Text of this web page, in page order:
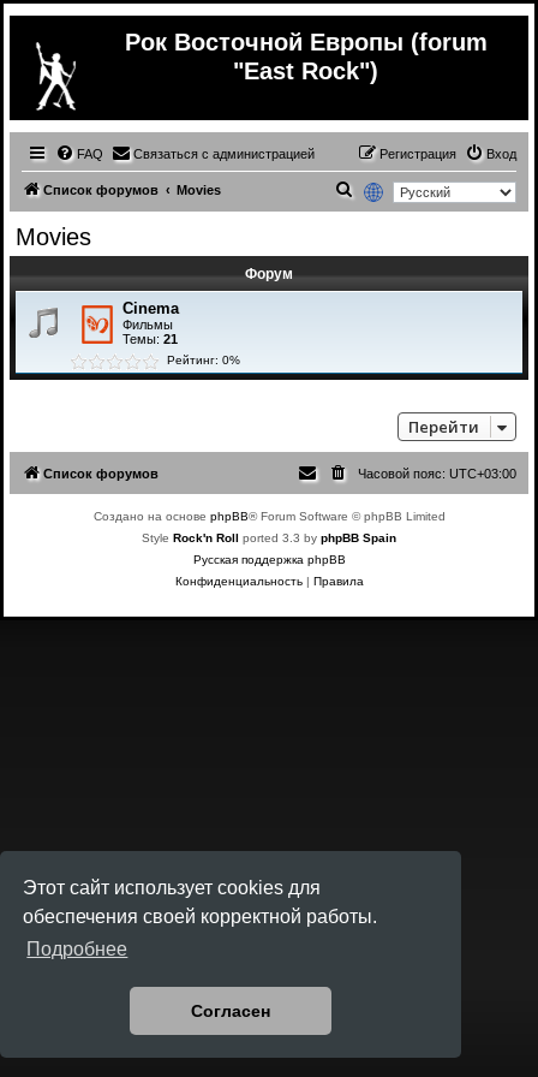
Этот сайт использует cookies для
обеспечения своей корректной работы.
Подробнее
Согласен
Рок Восточной Европы (forum
"East Rock")
FAQ Связаться с администрацией Вход
Регистрация
Список форумов Movies
с
Movies
Форум
Cinema
Фильмы
Темы: 21
Рейтинг: 0%
Перейти
Список форумов Часовой пояс: UTC+03:00
Создано на основе phpBB® Forum Software © phpBB Limited
Style Rock'n Roll ported 3.3 by phpBB Spain
Русская поддержка phpBB
Конфиденциальность| Правила